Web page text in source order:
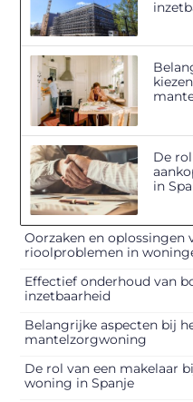
De
in
Oorzaken en oplossingen
rioolproblemen in
Effectief onderhoud van
inzetbaarheid
Belangrijke aspecten bij
mantelzorgwoning
De rol van een makelaar
woning in Spanje